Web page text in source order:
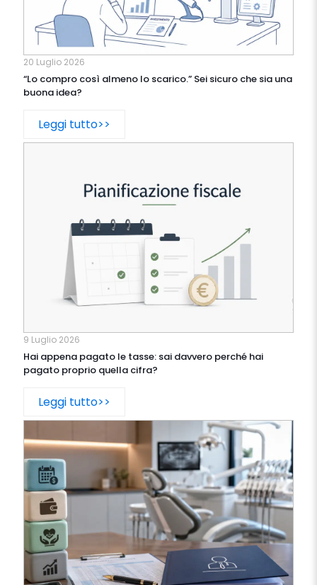
20 Luglio 2026
“Lo compro così almeno lo scarico.” Sei sicuro che sia una
buona idea?
Leggi tutto>>
9 Luglio 2026
Hai appena pagato le tasse: sai davvero perché hai
pagato proprio quella cifra?
Leggi tutto>>